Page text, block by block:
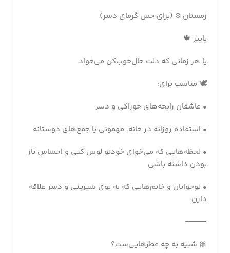
زمستان ❄️ (برای حس گرمای دسر)
پاییز 🍁
یا هر زمانی که دلت حال‌خوب‌کن می‌خواد
🕊️ مناسب برای:
• عاشقان رایحه‌های خوراکی و دسر
• استفاده روزانه در خانه، مهمونی یا جمع‌های دوستانه
• لحظه‌هایی که می‌خوای خودتو لوس کنی و احساس ناز
بودن داشته باشی
• نوجوانان و خانم‌هایی که به بوی شیرینی و دسر علاقه
دارن
⸻
🎀 شبیه به چه عطرهایی‌ست؟